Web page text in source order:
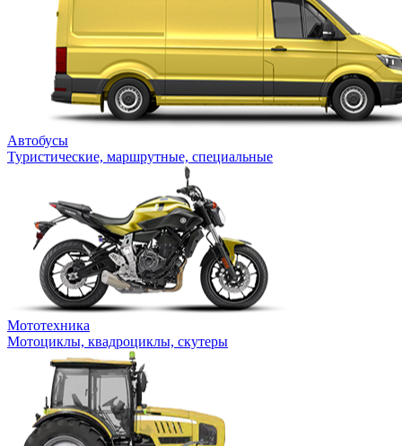
Автобусы
Туристические, маршрутные, специальные
Мототехника
Мотоциклы, квадроциклы, скутеры